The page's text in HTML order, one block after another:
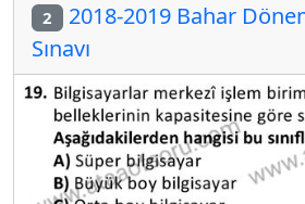
2 2018-2019 Bahar
Sınavı